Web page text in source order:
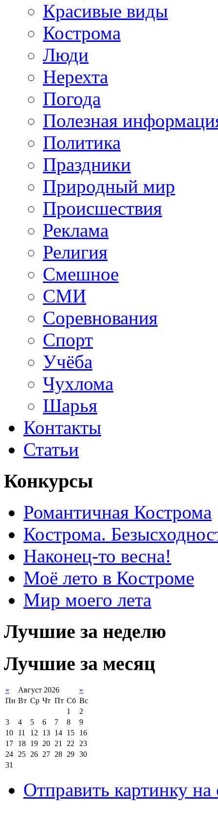
Красивые виды
Кострома
Люди
Нерехта
Погода
Полезная
Политика
Праздники
Природный мир
Происшествия
Реклама
Религия
Смешное
СМИ
Соревнования
Спорт
Учёба
Чухлома
Шарья
Контакты
Статьи
Конкурсы
Романтичная Кострома
Кострома.
Наконец-то весна!
Моё лето в Костроме
Мир моего лета
Лучшие за неделю
Лучшие за месяц
« Август 2026
»
Пн Вт Ср Чт Пт Сб Вс
1
2
3
4 5 6 7 8
9
10
11 12 13 14 15
16
17
18 19 20 21 22
23
24
25 26 27 28 29 30
31
Отправить картинку на